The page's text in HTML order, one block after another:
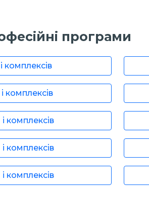
програми
комплексів
комплексів
комплексів
комплексів